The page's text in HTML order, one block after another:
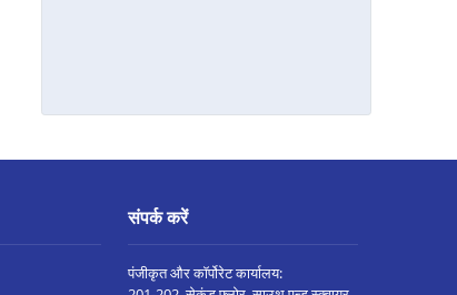
जयपुर जगतपुरा मे प्रॉपर्टी पर लोन
भद्र मे प्रॉपर्टी पर लोन
खेतड़ी मे प्रॉपर्टी पर लोन
संपर्क करें
पंजीकृत और कॉर्पोरेट कार्यालय: